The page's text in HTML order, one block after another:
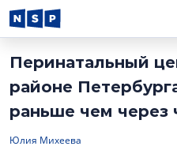
Перинатальный
районе
раньше чем через
Юлия Михеева